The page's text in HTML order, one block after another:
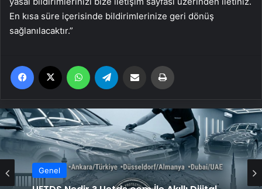
En kısa süre içerisinde bildirimlerinize geri dönüş
sağlanılacaktır.”
Facebook WhatsApp Email'den paylaş
Genel